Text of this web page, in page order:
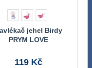
jehel Birdy
PRYM LOVE
119 Kč